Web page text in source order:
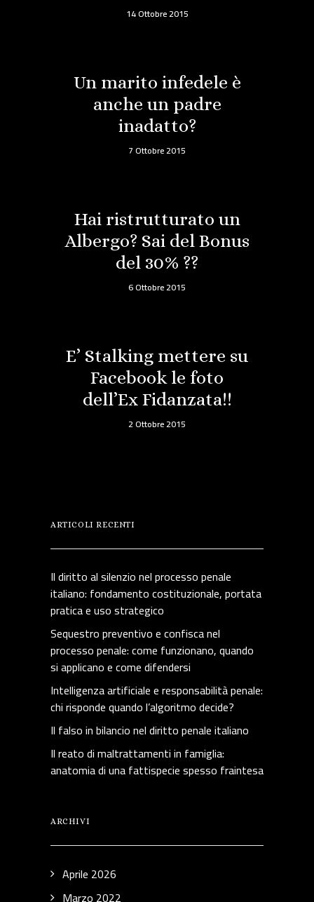
14 Ottobre 2015
Un marito infedele è
anche un padre
inadatto?
7 Ottobre 2015
Hai ristrutturato un
Albergo? Sai del Bonus
del 30% ??
6 Ottobre 2015
E’ Stalking mettere su
Facebook le foto
dell’Ex Fidanzata!!
2 Ottobre 2015
ARTICOLI RECENTI
Il diritto al silenzio nel processo penale
italiano: fondamento costituzionale, portata
pratica e uso strategico
Sequestro preventivo e confisca nel
processo penale: come funzionano, quando
si applicano e come difendersi
Intelligenza artificiale e responsabilità penale:
chi risponde quando l’algoritmo decide?
Il falso in bilancio nel diritto penale italiano
Il reato di maltrattamenti in famiglia:
anatomia di una fattispecie spesso fraintesa
ARCHIVI
Aprile 2026
Marzo 2022